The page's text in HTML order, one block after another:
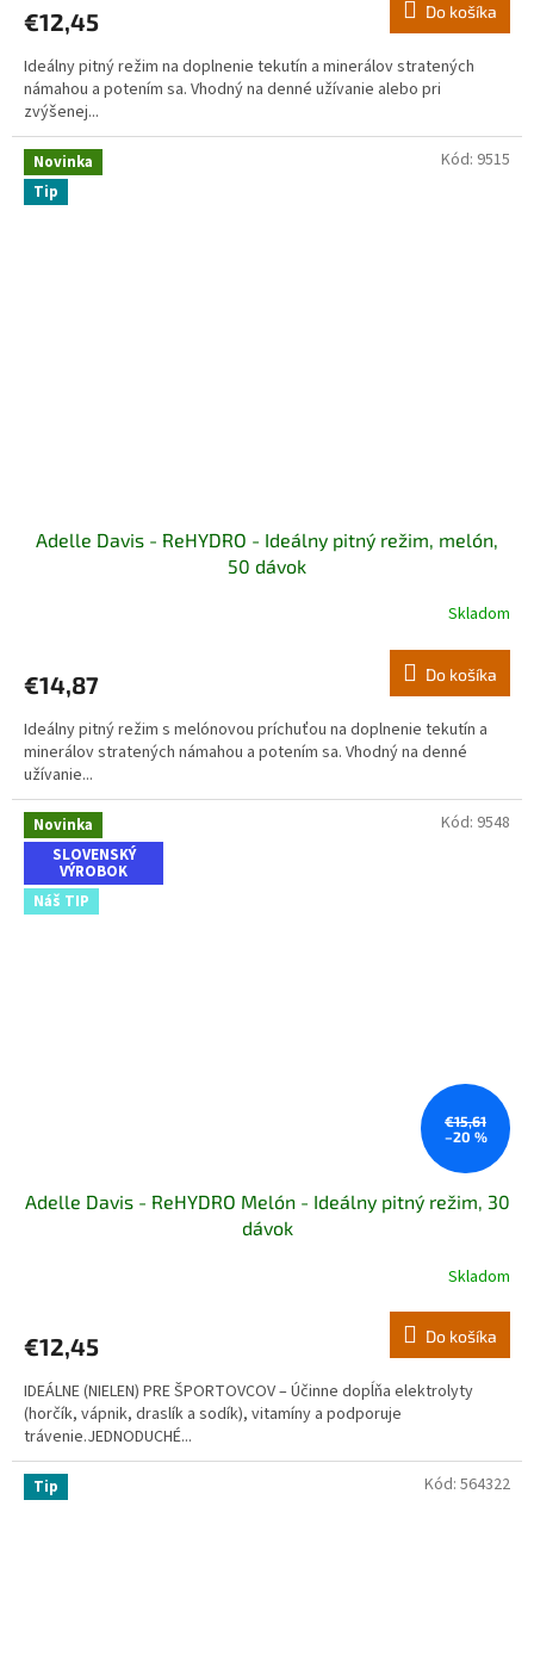
€12,45 Do košíka
Ideálny pitný režim na doplnenie tekutín a minerálov stratených
námahou a potením sa. Vhodný na denné užívanie alebo pri
zvýšenej...
Novinka
Tip
Adelle Davis - ReHYDRO - Ideálny pitný režim, melón,
50 dávok
Skladom
€14,87 Do košíka
Ideálny pitný režim s melónovou príchuťou na doplnenie tekutín a
minerálov stratených námahou a potením sa. Vhodný na denné
užívanie...
Kód: 9515
Novinka
SLOVENSKÝ
VÝROBOK
Náš TIP
€15,61
–20 %
Adelle Davis - ReHYDRO Melón - Ideálny pitný režim, 30
dávok
Skladom
€12,45 Do košíka
IDEÁLNE (NIELEN) PRE ŠPORTOVCOV – Účinne dopĺňa elektrolyty
(horčík, vápnik, draslík a sodík), vitamíny a podporuje
trávenie.JEDNODUCHÉ...
Kód: 9548
Tip Kód: 564322